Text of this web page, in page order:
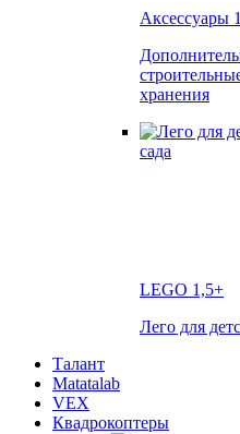
Аксессуары
хранения
LEGO 1,5+
Лего для
Талант
Matatalab
VEX
Квадрокоптеры